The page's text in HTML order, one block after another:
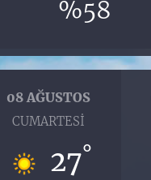
%58
08 AĞUSTOS
CUMARTESI
27°